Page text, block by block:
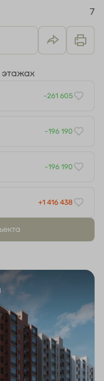
7
-261 605
-196 190
-196 190
+1 416 438